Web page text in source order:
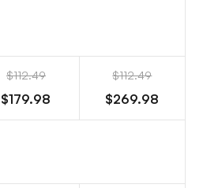
$112.49
$179.98
$112.49
$269.98